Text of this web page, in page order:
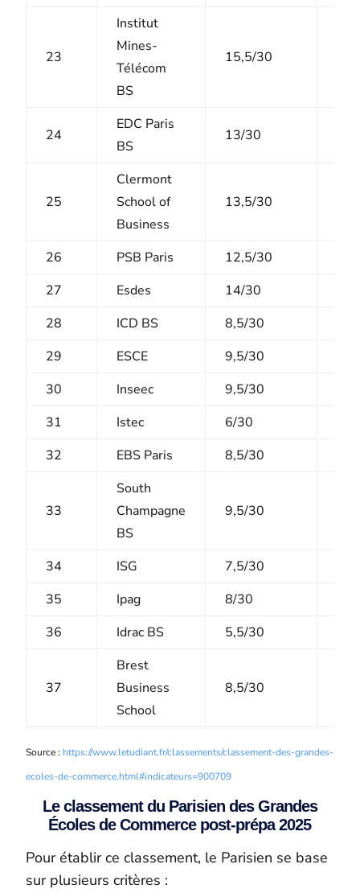
23
Institut
Mines-
Télécom
BS
15,5/30
24
EDC Paris
BS
13/30
25
Clermont
School of
Business
13,5/30
26 PSB Paris 12,5/30
27
Esdes 14/30
28
ICD BS 8,5/30
29
ESCE 9,5/30
30
Inseec 9,5/30
31
Istec 6/30
32
EBS Paris 8,5/30
33
South
Champagne
BS
9,5/30
34 ISG 7,5/30
35
Ipag 8/30
36
Idrac BS 5,5/30
37
Brest
Business
School
8,5/30
Source : https://www.letudiant.fr/classements/classement-des-grandes-
ecoles-de-commerce.html#indicateurs=900709
Le classement du Parisien des Grandes
Écoles de Commerce post-prépa 2025
Pour établir ce classement, le Parisien se base
sur plusieurs critères :